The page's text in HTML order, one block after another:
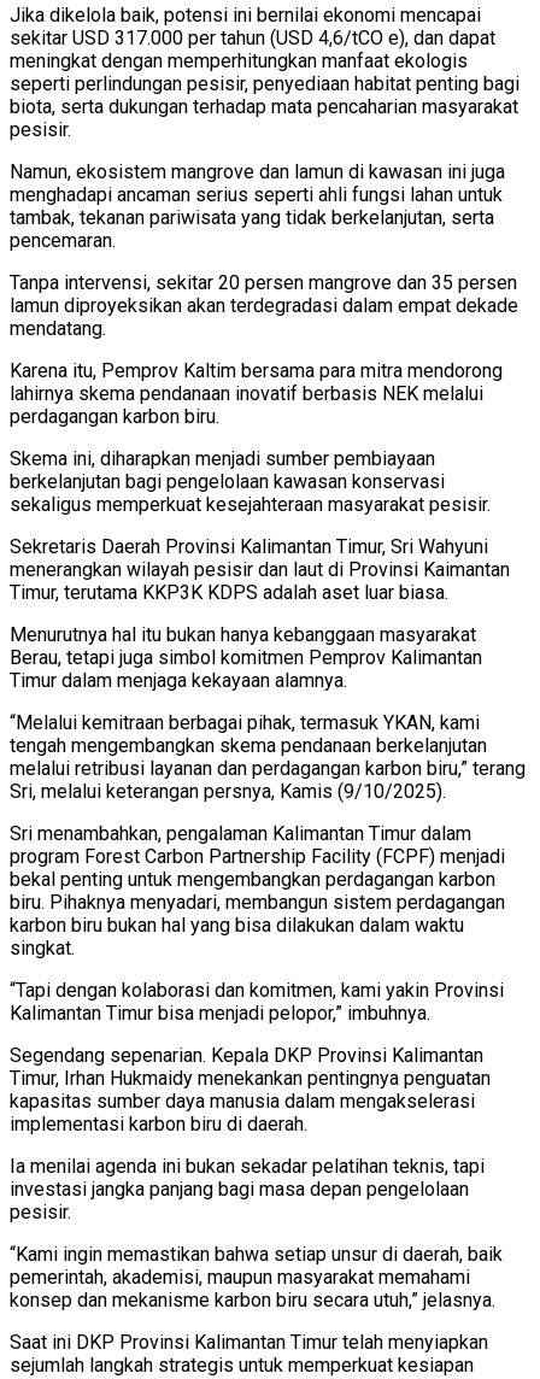
Jika dikelola baik, potensi ini bernilai ekonomi mencapai
sekitar USD 317.000 per tahun (USD 4,6/tCO e), dan dapat
meningkat dengan memperhitungkan manfaat ekologis
seperti perlindungan pesisir, penyediaan habitat penting bagi
biota, serta dukungan terhadap mata pencaharian masyarakat
pesisir.
Namun, ekosistem mangrove dan lamun di kawasan ini juga
menghadapi ancaman serius seperti ahli fungsi lahan untuk
tambak, tekanan pariwisata yang tidak berkelanjutan, serta
pencemaran.
Tanpa intervensi, sekitar 20 persen mangrove dan 35 persen
lamun diproyeksikan akan terdegradasi dalam empat dekade
mendatang.
Karena itu, Pemprov Kaltim bersama para mitra mendorong
lahirnya skema pendanaan inovatif berbasis NEK melalui
perdagangan karbon biru.
Skema ini, diharapkan menjadi sumber pembiayaan
berkelanjutan bagi pengelolaan kawasan konservasi
sekaligus memperkuat kesejahteraan masyarakat pesisir.
Sekretaris Daerah Provinsi Kalimantan Timur, Sri Wahyuni
menerangkan wilayah pesisir dan laut di Provinsi Kaimantan
Timur, terutama KKP3K KDPS adalah aset luar biasa.
Menurutnya hal itu bukan hanya kebanggaan masyarakat
Berau, tetapi juga simbol komitmen Pemprov Kalimantan
Timur dalam menjaga kekayaan alamnya.
“Melalui kemitraan berbagai pihak, termasuk YKAN, kami
tengah mengembangkan skema pendanaan berkelanjutan
melalui retribusi layanan dan perdagangan karbon biru,” terang
Sri, melalui keterangan persnya, Kamis (9/10/2025).
Sri menambahkan, pengalaman Kalimantan Timur dalam
program Forest Carbon Partnership Facility (FCPF) menjadi
bekal penting untuk mengembangkan perdagangan karbon
biru. Pihaknya menyadari, membangun sistem perdagangan
karbon biru bukan hal yang bisa dilakukan dalam waktu
singkat.
“Tapi dengan kolaborasi dan komitmen, kami yakin Provinsi
Kalimantan Timur bisa menjadi pelopor,” imbuhnya.
Segendang sepenarian. Kepala DKP Provinsi Kalimantan
Timur, Irhan Hukmaidy menekankan pentingnya penguatan
kapasitas sumber daya manusia dalam mengakselerasi
implementasi karbon biru di daerah.
Ia menilai agenda ini bukan sekadar pelatihan teknis, tapi
investasi jangka panjang bagi masa depan pengelolaan
pesisir.
“Kami ingin memastikan bahwa setiap unsur di daerah, baik
pemerintah, akademisi, maupun masyarakat memahami
konsep dan mekanisme karbon biru secara utuh,” jelasnya.
Saat ini DKP Provinsi Kalimantan Timur telah menyiapkan
sejumlah langkah strategis untuk memperkuat kesiapan